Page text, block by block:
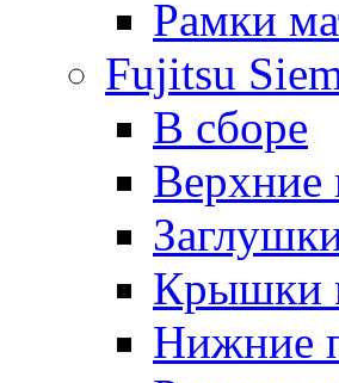
Рамки
Fujitsu
В сборе
Верхние
Крышки
Нижние